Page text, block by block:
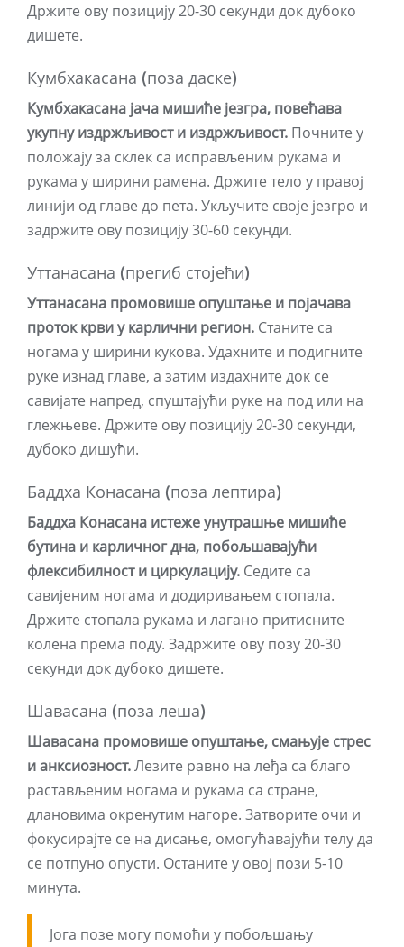
Држите ову позицију 20-30 секунди док дубоко
дишете.
Кумбхакасана (поза даске)
Кумбхакасана јача мишиће језгра, повећава
укупну издржљивост и издржљивост. Почните у
положају за склек са исправљеним рукама и
рукама у ширини рамена. Држите тело у правој
линији од главе до пета. Укључите своје језгро и
задржите ову позицију 30-60 секунди.
Уттанасана (прегиб стојећи)
Уттанасана промовише опуштање и појачава
проток крви у карлични регион. Станите са
ногама у ширини кукова. Удахните и подигните
руке изнад главе, а затим издахните док се
савијате напред, спуштајући руке на под или на
глежњеве. Држите ову позицију 20-30 секунди,
дубоко дишући.
Баддха Конасана (поза лептира)
Баддха Конасана истеже унутрашње мишиће
бутина и карличног дна, побољшавајући
флексибилност и циркулацију. Седите са
савијеним ногама и додиривањем стопала.
Држите стопала рукама и лагано притисните
колена према поду. Задржите ову позу 20-30
секунди док дубоко дишете.
Шавасана (поза леша)
Шавасана промовише опуштање, смањује стрес
и анксиозност.Лезите равно на леђа са благо
растављеним ногама и рукама са стране,
длановима окренутим нагоре. Затворите очи и
фокусирајте се на дисање, омогућавајући телу да
се потпуно опусти. Останите у овој пози 5-10
минута.
Јога позе могу помоћи у побољшању